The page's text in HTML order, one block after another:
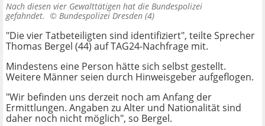
Nach diesen vier Gewalttätigen hat die Bundespolizei
gefahndet. © Bundespolizei Dresden (4)
"Die vier Tatbeteiligten sind identifiziert", teilte Sprecher
Thomas Bergel (44) auf TAG24-Nachfrage mit.
Mindestens eine Person hätte sich selbst gestellt.
Weitere Männer seien durch Hinweisgeber aufgeflogen.
"Wir befinden uns derzeit noch am Anfang der
Ermittlungen. Angaben zu Alter und Nationalität sind
daher noch nicht möglich", so Bergel.